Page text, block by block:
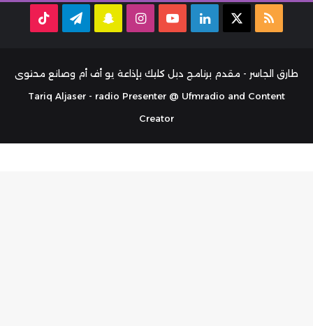
ملخص
RSS
لينكدإن ‫YouTubeانستقرامسناب تيلقرام
طارق الجاسر - مقدم برنامج دبل كليك بإذاعة يو أف أم وصانع محتوى
Tariq Aljaser - radio Presenter @ Ufmradio and Content
Creator